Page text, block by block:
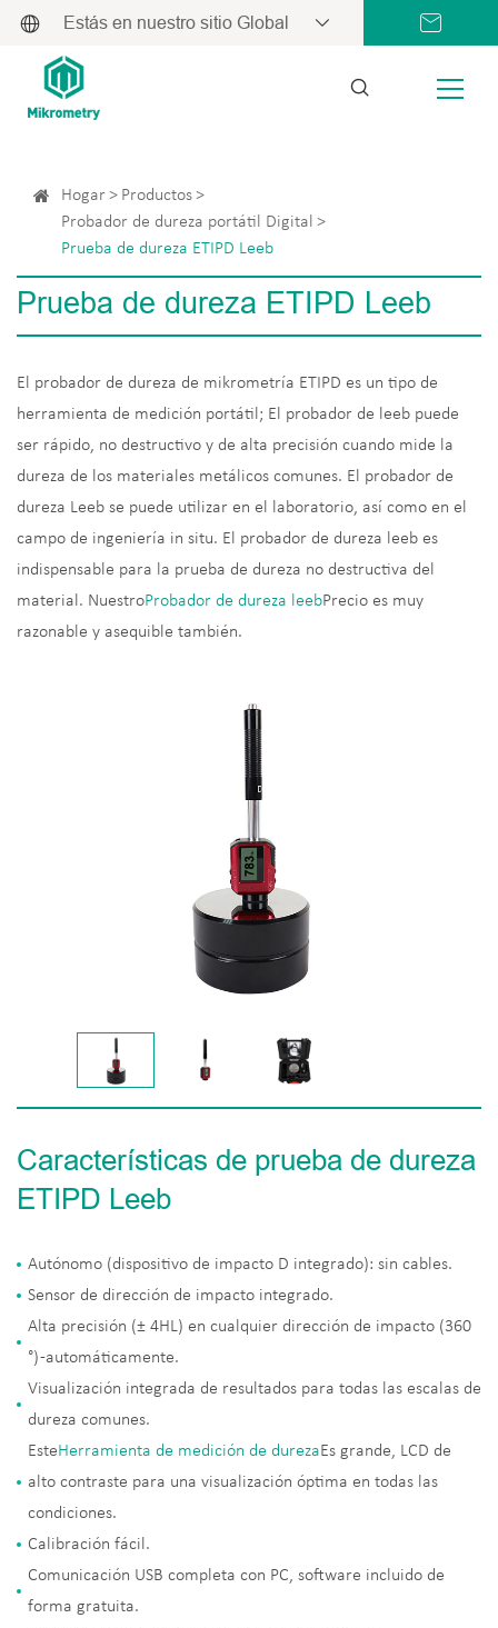
Estás en nuestro sitio Global
Hogar
Productos
Probador de dureza portátil Digital
Prueba de dureza ETIPD Leeb
Prueba de dureza ETIPD Leeb
El probador de dureza de mikrometría ETIPD es un tipo de
herramienta de medición portátil; El probador de leeb puede
ser rápido, no destructivo y de alta precisión cuando mide la
dureza de los materiales metálicos comunes. El probador de
dureza Leeb se puede utilizar en el laboratorio, así como en el
campo de ingeniería in situ. El probador de dureza leeb es
indispensable para la prueba de dureza no destructiva del
material. NuestroProbador de dureza leebPrecio es muy
razonable y asequible también.
Características de prueba de dureza
ETIPD Leeb
Autónomo (dispositivo de impacto D integrado): sin cables.
Sensor de dirección de impacto integrado.
Alta precisión (± 4HL) en cualquier dirección de impacto (360
°) -automáticamente.
Visualización integrada de resultados para todas las escalas de
dureza comunes.
EsteHerramienta de medición de durezaEs grande, LCD de
alto contraste para una visualización óptima en todas las
condiciones.
Calibración fácil.
Comunicación USB completa con PC, software incluido de
forma gratuita.